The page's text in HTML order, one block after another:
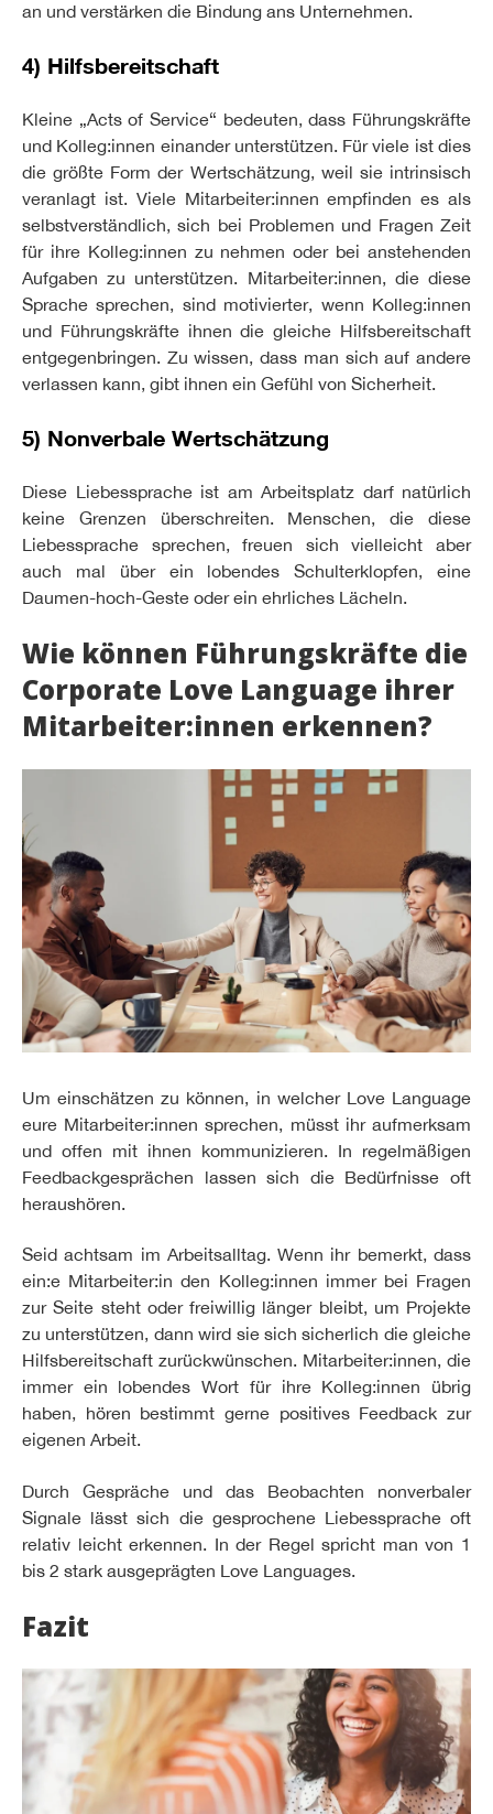
an und verstärken die Bindung ans Unternehmen.
4) Hilfsbereitschaft
Kleine „Acts of Service“ bedeuten, dass Führungskräfte
und Kolleg:innen einander unterstützen. Für viele ist dies
die größte Form der Wertschätzung, weil sie intrinsisch
veranlagt ist. Viele Mitarbeiter:innen empfinden es als
selbstverständlich, sich bei Problemen und Fragen Zeit
für ihre Kolleg:innen zu nehmen oder bei anstehenden
Aufgaben zu unterstützen. Mitarbeiter:innen, die diese
Sprache sprechen, sind motivierter, wenn Kolleg:innen
und Führungskräfte ihnen die gleiche Hilfsbereitschaft
entgegenbringen. Zu wissen, dass man sich auf andere
verlassen kann, gibt ihnen ein Gefühl von Sicherheit.
5) Nonverbale Wertschätzung
Diese Liebessprache ist am Arbeitsplatz darf natürlich
keine Grenzen überschreiten. Menschen, die diese
Liebessprache sprechen, freuen sich vielleicht aber
auch mal über ein lobendes Schulterklopfen, eine
Daumen-hoch-Geste oder ein ehrliches Lächeln.
Wie können Führungskräfte die
Corporate Love Language ihrer
Mitarbeiter:innen erkennen?
Um einschätzen zu können, in welcher Love Language
eure Mitarbeiter:innen sprechen, müsst ihr aufmerksam
und offen mit ihnen kommunizieren. In regelmäßigen
Feedbackgesprächen lassen sich die Bedürfnisse oft
heraushören.
Seid achtsam im Arbeitsalltag. Wenn ihr bemerkt, dass
ein:e Mitarbeiter:in den Kolleg:innen immer bei Fragen
zur Seite steht oder freiwillig länger bleibt, um Projekte
zu unterstützen, dann wird sie sich sicherlich die gleiche
Hilfsbereitschaft zurückwünschen. Mitarbeiter:innen, die
immer ein lobendes Wort für ihre Kolleg:innen übrig
haben, hören bestimmt gerne positives Feedback zur
eigenen Arbeit.
Durch Gespräche und das Beobachten nonverbaler
Signale lässt sich die gesprochene Liebessprache oft
relativ leicht erkennen. In der Regel spricht man von 1
bis 2 stark ausgeprägten Love Languages.
Fazit